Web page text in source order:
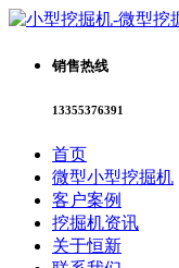
销售热线
13355376391
首页
微型小型挖掘机
客户案例
挖掘机资讯
关于恒新